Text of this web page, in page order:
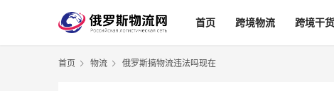
首页 跨境物流 跨境干货
首页 物流 俄罗斯搞物流违法吗现在